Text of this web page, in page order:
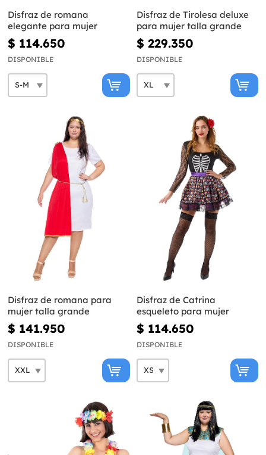
Disfraz de romana
elegante para mujer
$ 114.650
DISPONIBLE
Disfraz de Tirolesa deluxe
para mujer talla grande
$ 229.350
DISPONIBLE
Disfraz de romana para
mujer talla grande
$ 141.950
DISPONIBLE
Disfraz de Catrina
esqueleto para mujer
$ 114.650
DISPONIBLE